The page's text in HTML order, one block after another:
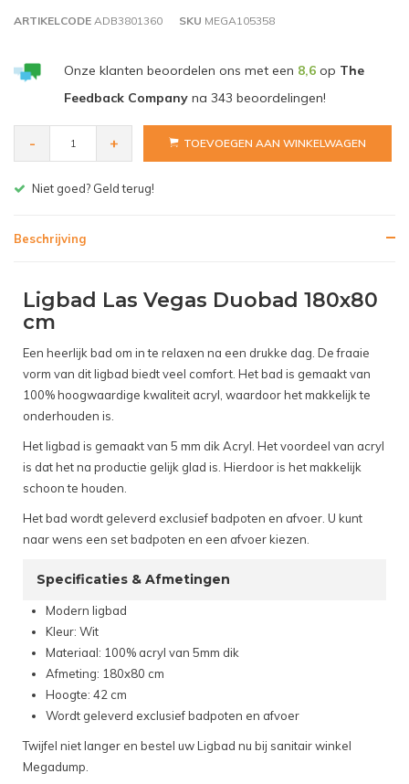
ARTIKELCODE ADB3801360 SKU MEGA105358
Onze klanten beoordelen ons met een 8,6op The
Feedback Companyna 343 beoordelingen!
- + TOEVOEGEN AAN WINKELWAGEN
Gratis bezorgen v.a. € 150,- (NL)
Beschrijving
Ligbad Las Vegas Duobad 180x80
cm
Een heerlijk bad om in te relaxen na een drukke dag. De fraaie
vorm van dit ligbad biedt veel comfort. Het bad is gemaakt van
100% hoogwaardige kwaliteit acryl, waardoor het makkelijk te
onderhouden is.
Het ligbad is gemaakt van 5 mm dik Acryl. Het voordeel van acryl
is dat het na productie gelijk glad is. Hierdoor is het makkelijk
schoon te houden.
Het bad wordt geleverd exclusief badpoten en afvoer. U kunt
naar wens een set badpoten en een afvoer kiezen.
Specificaties & Afmetingen
Modern ligbad
Kleur: Wit
Materiaal: 100% acryl van 5mm dik
Afmeting: 180x80 cm
Hoogte: 42 cm
Wordt geleverd exclusief badpoten en afvoer
Twijfel niet langer en bestel uw Ligbad nu bij sanitair winkel
Megadump.